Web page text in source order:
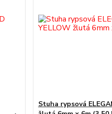
Stuha rypsová